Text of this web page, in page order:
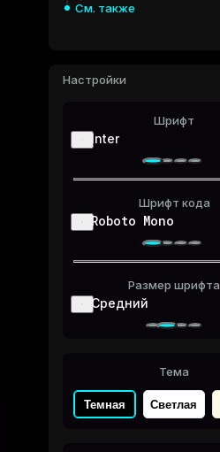
См. также
Настройки
Шрифт
Inter
Шрифт кода
Roboto Mono
Размер шрифта
Средний
Тема
Темная Светлая